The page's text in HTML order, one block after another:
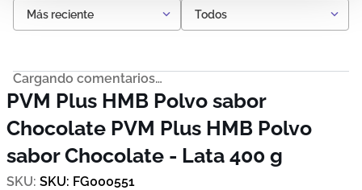
Más reciente Todos
Cargando comentarios…
PVM Plus HMB Polvo sabor
Chocolate PVM Plus HMB Polvo
sabor Chocolate - Lata 400 g
SKU: FG000551